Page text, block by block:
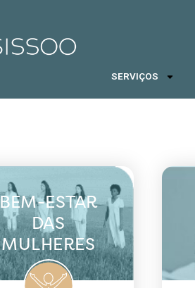
SERVIÇOS
BEM-ESTAR
DAS
MULHERES